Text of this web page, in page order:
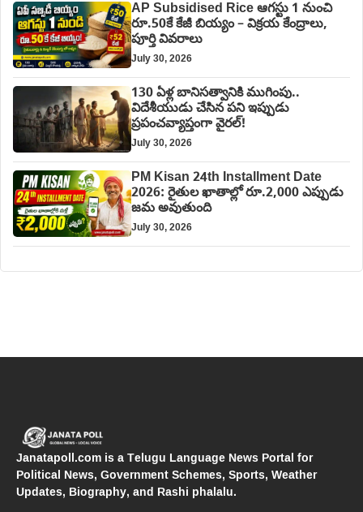
AP Subsidised Rice ఆగస్టు 1 నుంచి
రూ.50కే కేజీ బియ్యం – విక్రయ కేంద్రాలు,
పూర్తి వివరాలు
July 30, 2026
130 ఏళ్ల బానిసత్వానికి ముగింపు..
విదేశీయుడు చేసిన పని ఇప్పుడు
ప్రపంచవ్యాప్తంగా వైరల్!
July 30, 2026
PM Kisan 24th Installment Date
2026: రైతుల ఖాతాల్లో రూ.2,000 ఎప్పుడు
జమ అవుతుంది
July 30, 2026
Janatapoll.com is a Telugu Language News Portal for
Political News, Government Schemes, Sports, Weather
Updates, Biography, and Rashi phalalu.